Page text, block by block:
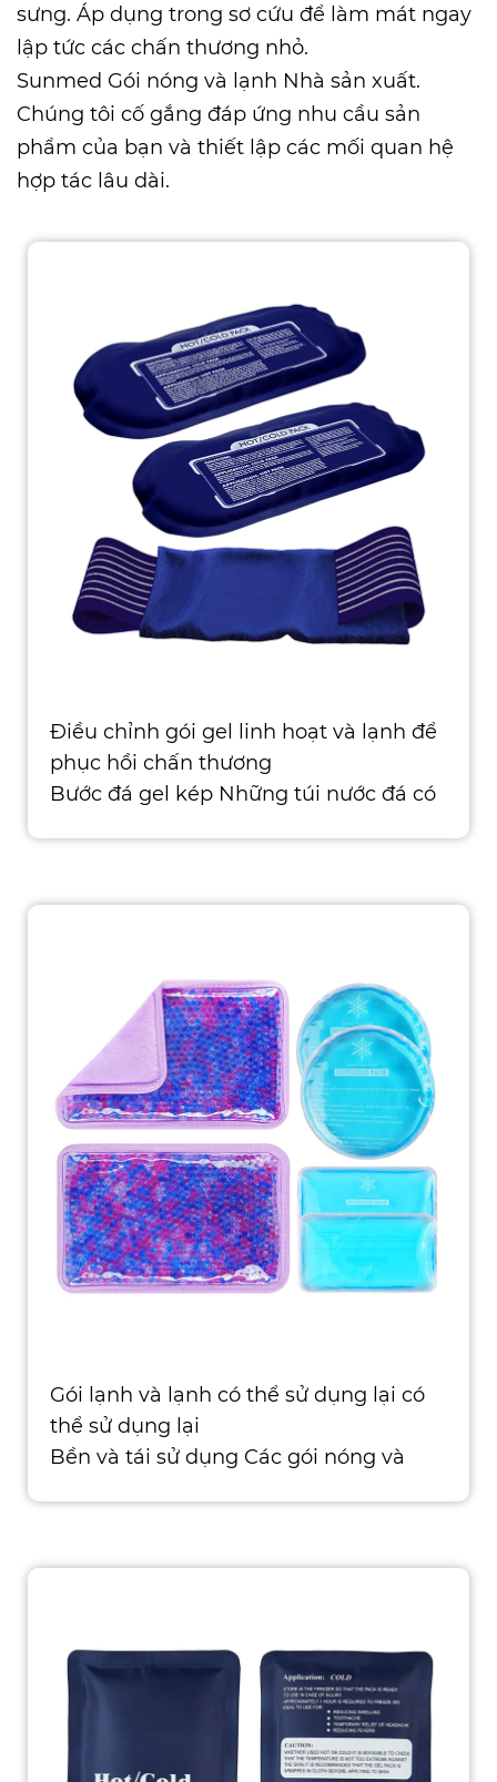
sưng. Áp dụng trong sơ cứu để làm mát ngay
lập tức các chấn thương nhỏ.
Sunmed Gói nóng và lạnh Nhà sản xuất.
Chúng tôi cố gắng đáp ứng nhu cầu sản
phẩm của bạn và thiết lập các mối quan hệ
hợp tác lâu dài.
Điều chỉnh gói gel linh hoạt và lạnh để
phục hồi chấn thương
Bước đá gel kép Những túi nước đá có
Gói lạnh và lạnh có thể sử dụng lại có
thể sử dụng lại
Bền và tái sử dụng Các gói nóng và